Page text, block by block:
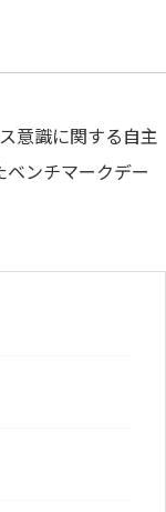
意識に関する自主
ンチマークデー